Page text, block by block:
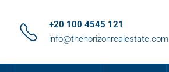
+20 100 4545 121
info@thehorizonrealestate.com